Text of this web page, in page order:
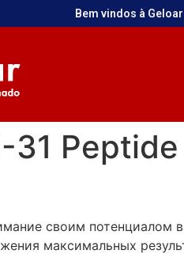
Bem vindos à
31
своим потенциалом
максимальных